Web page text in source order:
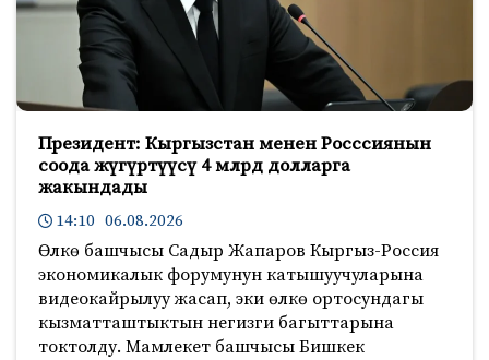
Президент: Кыргызстан менен Росссиянын
соода жүгүртүүсү 4 млрд долларга
жакындады
14:10 06.08.2026
Өлкө башчысы Садыр Жапаров Кыргыз-Россия
экономикалык форумунун катышуучуларына
видеокайрылуу жасап, эки өлкө ортосундагы
кызматташтыктын негизги багыттарына
токтолду. Мамлекет башчысы Бишкек